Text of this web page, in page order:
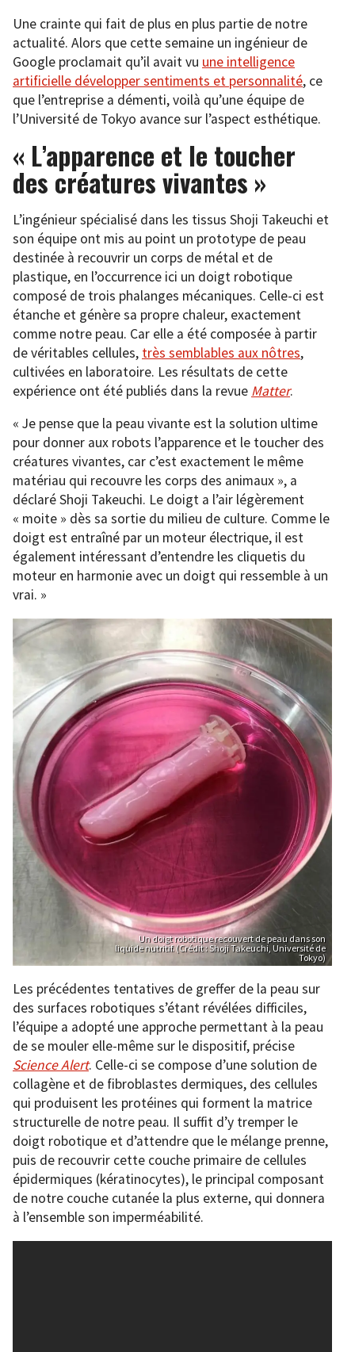
Une crainte qui fait de plus en plus partie de notre
actualité. Alors que cette semaine un ingénieur de
Google proclamait qu’il avait vu une intelligence
artificielle développer sentiments et personnalité, ce
que l’entreprise a démenti, voilà qu’une équipe de
l’Université de Tokyo avance sur l’aspect esthétique.
« L’apparence et le toucher
des créatures vivantes »
L’ingénieur spécialisé dans les tissus Shoji Takeuchi et
son équipe ont mis au point un prototype de peau
destinée à recouvrir un corps de métal et de
plastique, en l’occurrence ici un doigt robotique
composé de trois phalanges mécaniques. Celle-ci est
étanche et génère sa propre chaleur, exactement
comme notre peau. Car elle a été composée à partir
de véritables cellules, très semblables aux nôtres,
cultivées en laboratoire. Les résultats de cette
expérience ont été publiés dans la revue Matter.
« Je pense que la peau vivante est la solution ultime
pour donner aux robots l’apparence et le toucher des
créatures vivantes, car c’est exactement le même
matériau qui recouvre les corps des animaux », a
déclaré Shoji Takeuchi. Le doigt a l’air légèrement
« moite » dès sa sortie du milieu de culture. Comme le
doigt est entraîné par un moteur électrique, il est
également intéressant d’entendre les cliquetis du
moteur en harmonie avec un doigt qui ressemble à un
vrai. »
Un doigt robotique recouvert de peau dans son
liquide nutritif. (Crédit : Shoji Takeuchi, Université de
Tokyo)
Les précédentes tentatives de greffer de la peau sur
des surfaces robotiques s’étant révélées difficiles,
l’équipe a adopté une approche permettant à la peau
de se mouler elle-même sur le dispositif, précise
Science Alert. Celle-ci se compose d’une solution de
collagène et de fibroblastes dermiques, des cellules
qui produisent les protéines qui forment la matrice
structurelle de notre peau. Il suffit d’y tremper le
doigt robotique et d’attendre que le mélange prenne,
puis de recouvrir cette couche primaire de cellules
épidermiques (kératinocytes), le principal composant
de notre couche cutanée la plus externe, qui donnera
à l’ensemble son imperméabilité.